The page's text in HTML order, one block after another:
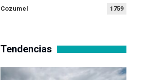
Cozumel 1759
Tendencias